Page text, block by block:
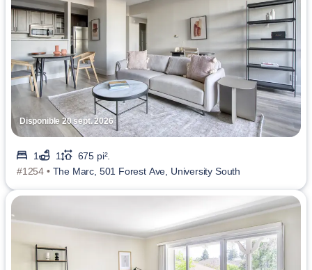
Disponible 20 sept. 2026
1 1
675 pi².
#1254 • The Marc, 501 Forest Ave, University South